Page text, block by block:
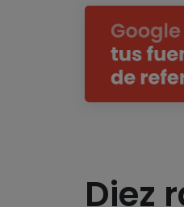
Diez